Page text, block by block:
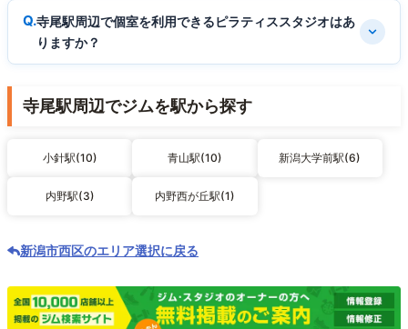
寺尾駅周辺で個室を利用できるピラティススタジオはあ
りますか？
寺尾駅周辺でジムを駅から探す
小針駅(10) 青山駅(10) 新潟大学前駅(6)
内野駅(3) 内野西が丘駅(1)
新潟市西区のエリア選択に戻る